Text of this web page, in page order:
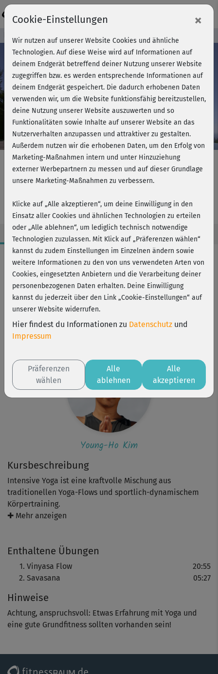
Play
Video
Kursvorschau - Jetzt mitmachen!
Intensive Yoga Workout - Vinyasa &
Relax
Kursbeschreibung
Intensive Yoga ist eine kraftvolle Mischung aus
traditionellen Yoga-Flows und sportlich-dynamischem
Körpertraining.
fortgeschrittene Yoga-Fans ins Schwitzen - garantiert!
fließende Übungsfolge. Wirbelsäule, Knie- und
Hüftgelenke werden mobilisiert, Kraft- und Ausdauer
trainiert, Beine und Rückenmuskulatur gedehnt. Auch der
Kreislauf kommt in Schwung. Für erfahrene Yogis ist dies
eine Alternative zum Sonnengruß?
✚ Mehr anzeigen
Enthaltene Übungen
Vinyasa Flow
20:55
Savasana
05:27
Hinweise
Achtung, anspruchsvoll: Etwas Erfahrung mit Yoga und
eine gute Grundfitness sollten vorhanden sein!
Workout-Facts
anspruchsvoll
26 Min
110 kcal
Yogamatte
Young-Ho Kim
Cookie-Einstellungen ×
Wir nutzen auf unserer Website Cookies und ähnliche
Technologien. Auf diese Weise wird auf Informationen auf
deinem Endgerät betreffend deiner Nutzung unserer Website
zugegriffen bzw. es werden entsprechende Informationen auf
deinem Endgerät gespeichert. Die dadurch erhobenen Daten
verwenden wir, um die Website funktionsfähig bereitzustellen,
deine Nutzung unserer Website auszuwerten und so
Funktionalitäten sowie Inhalte auf unserer Website an das
Nutzerverhalten anzupassen und attraktiver zu gestalten.
Außerdem nutzen wir die erhobenen Daten, um den Erfolg von
Marketing-Maßnahmen intern und unter Hinzuziehung
externer Werbepartnern zu messen und auf dieser Grundlage
unsere Marketing-Maßnahmen zu verbessern.
Klicke auf „Alle akzeptieren“, um deine Einwilligung in den
Einsatz aller Cookies und ähnlichen Technologien zu erteilen
oder „Alle ablehnen“, um lediglich technisch notwendige
Technologien zuzulassen. Mit Klick auf „Präferenzen wählen“
kannst du zudem Einstellungen im Einzelnen ändern sowie
weitere Informationen zu den von uns verwendeten Arten von
Cookies, eingesetzten Anbietern und die Verarbeitung deiner
personenbezogenen Daten erhalten. Deine Einwilligung
kannst du jederzeit über den Link „Cookie-Einstellungen“ auf
unserer Website widerrufen.
Hier findest du Informationen zu Datenschutz und
Impressum
Präferenzen
wählen
Alle
ablehnen
Alle
akzeptieren